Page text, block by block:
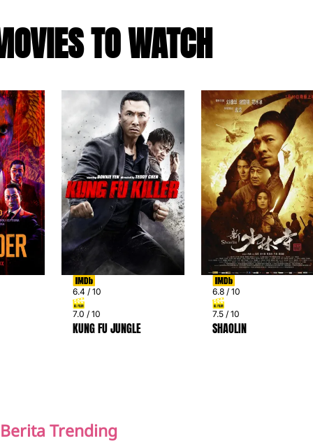
TO WATCH
6.4 / 10
7.0 / 10
KUNG FU JUNGLE
6.8 / 10
7.5 / 10
SHAOLIN
Berita Trending